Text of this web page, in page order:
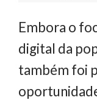
Embora o
digital da
também foi